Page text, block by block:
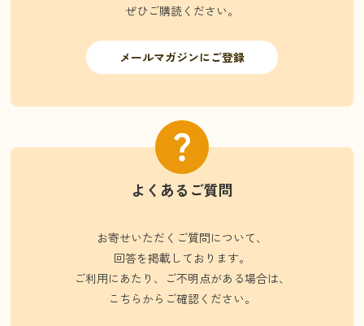
ぜひご購読ください。
メールマガジンにご登録
よくあるご質問
お寄せいただくご質問について、
回答を掲載しております。
ご利用にあたり、ご不明点がある場合は、
こちらからご確認ください。